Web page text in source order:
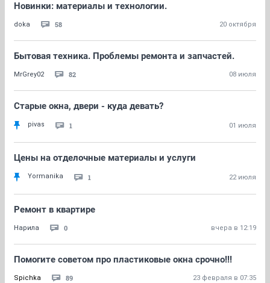
Новинки: материалы и технологии.
doka 58 20 октября
Бытовая техника. Проблемы ремонта и запчастей.
MrGrey02 82 08 июля
Старые окна, двери - куда девать?
pivas 1 01 июля
Цены на отделочные материалы и услуги
Yormanika 1 22 июля
Ремонт в квартире
Нарила 0 вчера в 12:19
Помогите советом про пластиковые окна срочно!!!
Spichka 89 23 февраля в 07:35